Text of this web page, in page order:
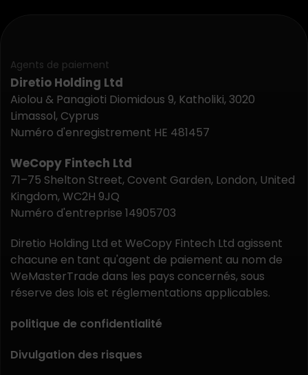
Agents de paiement
Diretio Holding Ltd
Aiolou & Panagioti Diomidous 9, Katholiki, 3020
Limassol, Cyprus
Numéro d'enregistrement HE 481457
WeCopy Fintech Ltd
71–75 Shelton Street, Covent Garden, London, United
Kingdom, WC2H 9JQ
Numéro d'entreprise 14905703
Diretio Holding Ltd et WeCopy Fintech Ltd agissent
chacune en tant qu'agent de paiement au nom de
WeMasterTrade dans les pays concernés, sous
réserve des lois et réglementations applicables.
politique de confidentialité
Divulgation des risques